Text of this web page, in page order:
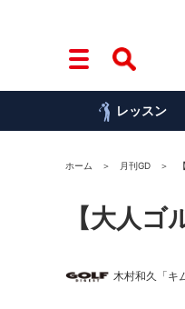
レッスン
ホーム 月刊GD
【大人
木村和久「キ